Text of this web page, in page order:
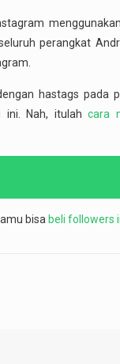
perangkat
hastags pada
ini. Nah, itulahcara
bisa beli followers